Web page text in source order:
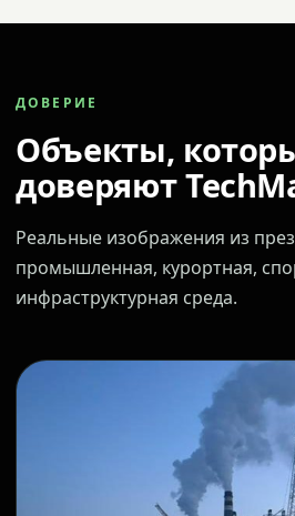
ДОВЕРИЕ
Объекты,
доверяют
Реальные изображения из
промышленная, курортная,
инфраструктурная среда.